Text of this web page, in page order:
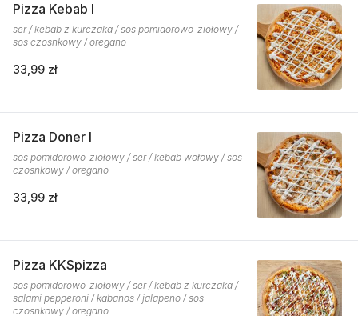
Pizza Kebab I
ser / kebab z kurczaka / sos pomidorowo-ziołowy /
sos czosnkowy / oregano
33,99 zł
Pizza Doner I
sos pomidorowo-ziołowy / ser / kebab wołowy / sos
czosnkowy / oregano
33,99 zł
Pizza KKSpizza
sos pomidorowo-ziołowy / ser / kebab z kurczaka /
salami pepperoni / kabanos / jalapeno / sos
czosnkowy / oregano